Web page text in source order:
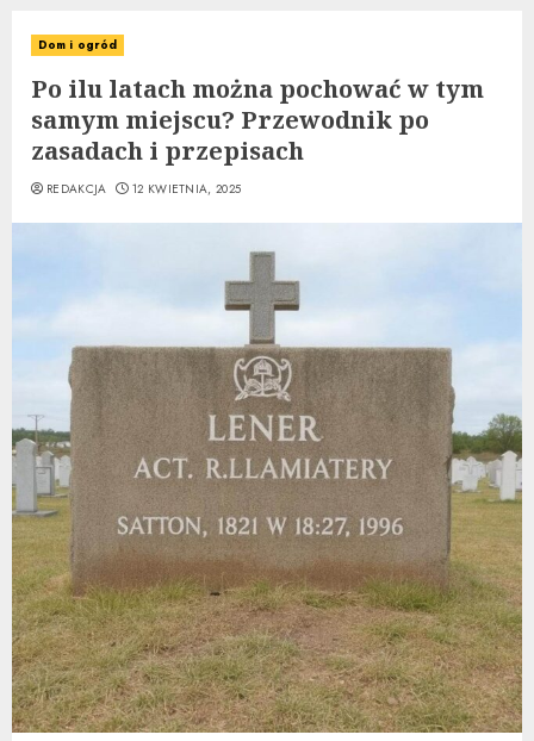
Dom i ogród
Po ilu latach można pochować w tym
samym miejscu? Przewodnik po
zasadach i przepisach
REDAKCJA 12 KWIETNIA, 2025